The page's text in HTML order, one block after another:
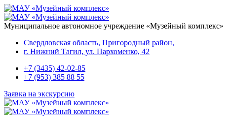
Перейти к основному содержанию
Муниципальное автономное учреждение «Музейный комплекс»
Свердловская область, Пригородный район,
г. Нижний Тагил, ул. Пархоменко, 42
+7 (3435) 42-02-85
+7 (953) 385 88 55
Заявка на экскурсию